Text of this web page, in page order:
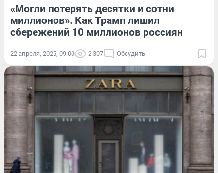
«Могли потерять десятки и сотни
миллионов». Как Трамп лишил
сбережений 10 миллионов россиян
22 апреля, 2025, 09:00 2 307 Обсудить